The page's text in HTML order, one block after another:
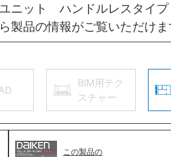
ニット ハンドルレスタイ
製品の情報がご覧いただけま
BIM用テク
スチャー
この製品の